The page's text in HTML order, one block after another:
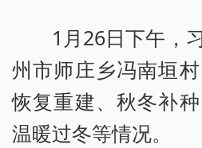
1月26日下午，
州市师庄乡冯南垣
恢复重建、秋冬补
温暖过冬等情况。